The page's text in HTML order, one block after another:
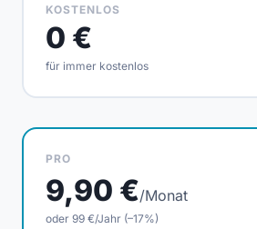
KOSTENLOS
0 €
für immer kostenlos
PRO
9,90 €/Monat
oder 99 €/Jahr (–17%)